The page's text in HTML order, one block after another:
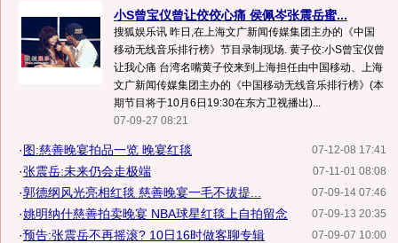
小S曾宝仪曾让佼佼心痛 侯佩岑张震岳蜜...
搜狐娱乐讯 昨日,在上海文广新闻传媒集团主办的《中国
移动无线音乐排行榜》节目录制现场. 黄子佼:小S曾宝仪曾
让我心痛 台湾名嘴黄子佼来到上海担任由中国移动、上海
文广新闻传媒集团主办的《中国移动无线音乐排行榜》(本
期节目将于10月6日19:30在东方卫视播出)...
07-09-27 08:21
07-12-08 17:41
·图:慈善晚宴拍品一览 晚宴红毯
07-11-01 08:08
·张震岳:未来仍会走极端
07-09-14 07:46
·郭德纲风光亮相红毯 慈善晚宴一毛不拔提...
07-09-13 20:35
·姚明纳什慈善拍卖晚宴 NBA球星红毯上自拍留念
07-09-07 10:00
·预告:张震岳不再摇滚? 10日16时做客聊专辑